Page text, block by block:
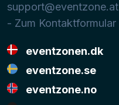
support@eventzone.at
- Zum Kontaktformular
eventzonen.dk
eventzone.se
eventzone.no